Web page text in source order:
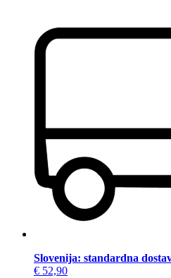
Slovenija: standardna
€ 52,90